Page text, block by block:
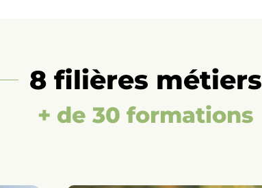
8 filières métiers
+ de 30 formations